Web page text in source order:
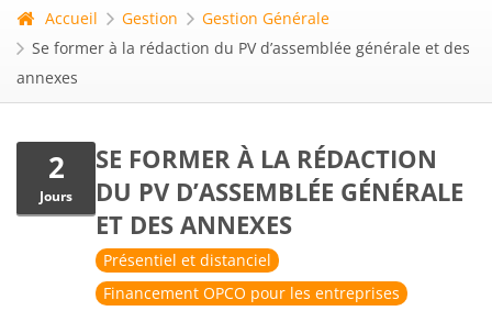
Accueil Gestion
Gestion Générale
Se former à la rédaction du PV d’assemblée générale et des
annexes
2
Jours
SE FORMER À LA RÉDACTION
DU PV D’ASSEMBLÉE GÉNÉRALE
ET DES ANNEXES
Présentiel et distanciel
Financement OPCO pour les entreprises